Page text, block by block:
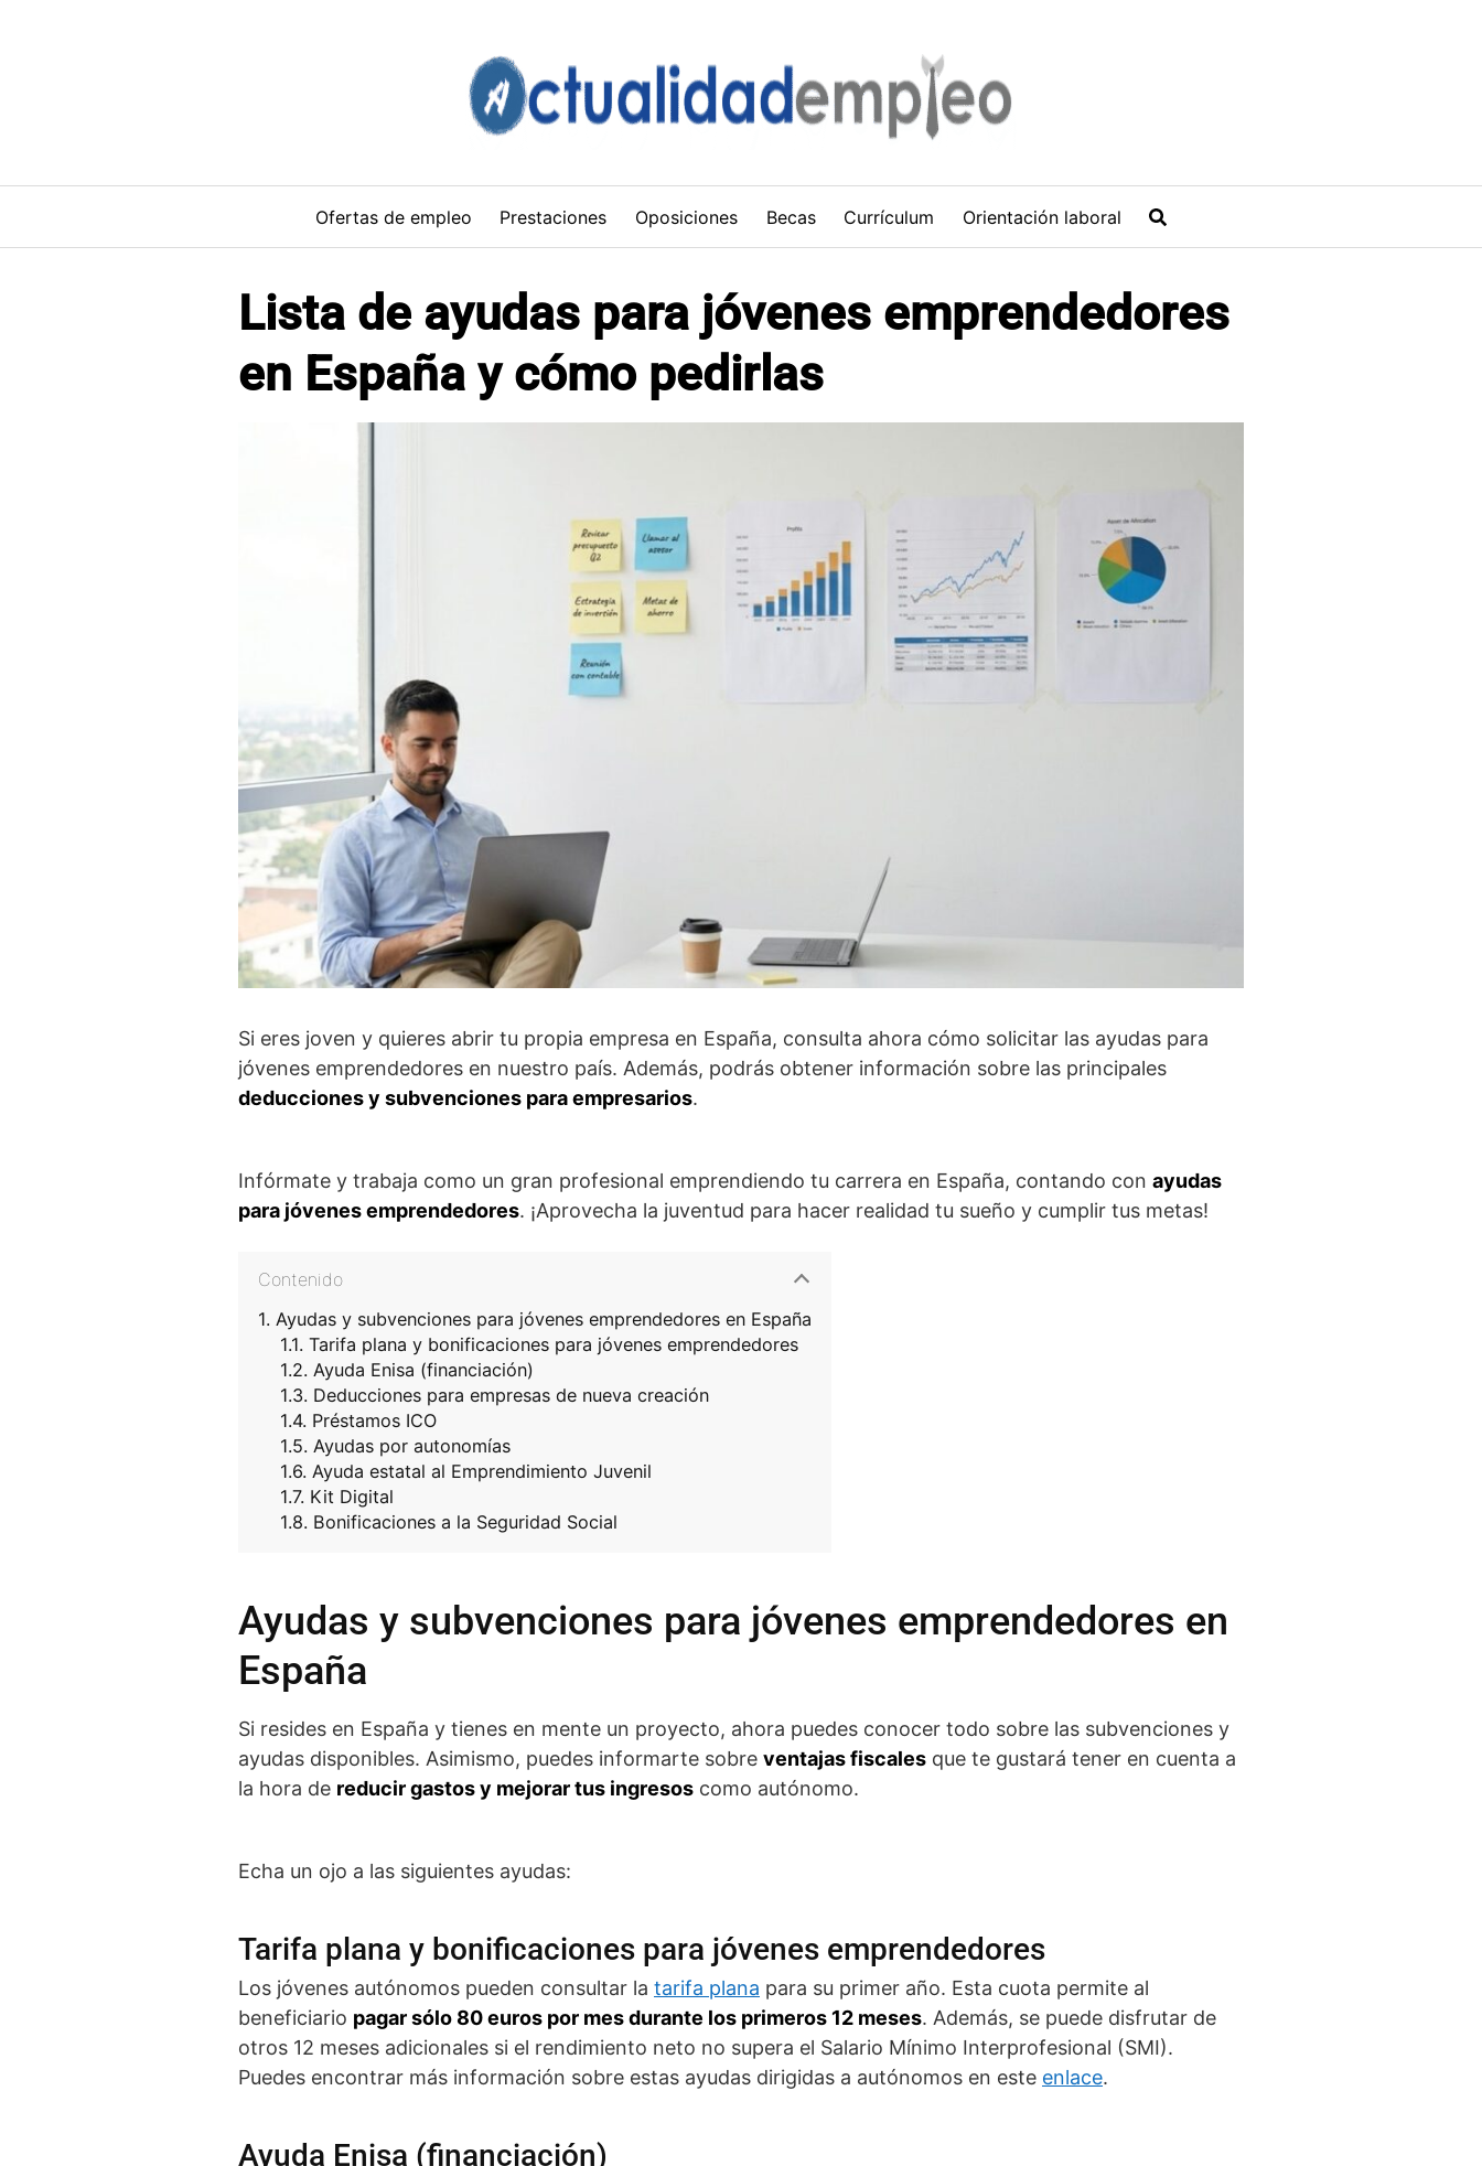
Ofertas de empleo Prestaciones Oposiciones Becas Currículum Orientación laboral
Lista de ayudas para jóvenes emprendedores
en España y cómo pedirlas
Si eres joven y quieres abrir tu propia empresa en España, consulta ahora cómo solicitar las ayudas para
jóvenes emprendedores en nuestro país. Además, podrás obtener información sobre las principales
deducciones y subvenciones para empresarios.
Infórmate y trabaja como un gran profesional emprendiendo tu carrera en España, contando con ayudas
para jóvenes emprendedores. ¡Aprovecha la juventud para hacer realidad tu sueño y cumplir tus metas!
Contenido
Ayudas y subvenciones para jóvenes emprendedores en España
Tarifa plana y bonificaciones para jóvenes emprendedores
Ayuda Enisa (financiación)
Deducciones para empresas de nueva creación
Préstamos ICO
Ayudas por autonomías
Ayuda estatal al Emprendimiento Juvenil
Kit Digital
Bonificaciones a la Seguridad Social
Ayudas y subvenciones para jóvenes emprendedores en
España
Si resides en España y tienes en mente un proyecto, ahora puedes conocer todo sobre las subvenciones y
ayudas disponibles. Asimismo, puedes informarte sobre ventajas fiscales que te gustará tener en cuenta a
la hora de reducir gastos y mejorar tus ingresos como autónomo.
Echa un ojo a las siguientes ayudas:
Tarifa plana y bonificaciones para jóvenes emprendedores
Los jóvenes autónomos pueden consultar la tarifa plana para su primer año. Esta cuota permite al
beneficiario pagar sólo 80 euros por mes durante los primeros 12 meses. Además, se puede disfrutar de
otros 12 meses adicionales si el rendimiento neto no supera el Salario Mínimo Interprofesional (SMI).
Puedes encontrar más información sobre estas ayudas dirigidas a autónomos en este enlace.
Ayuda Enisa (financiación)